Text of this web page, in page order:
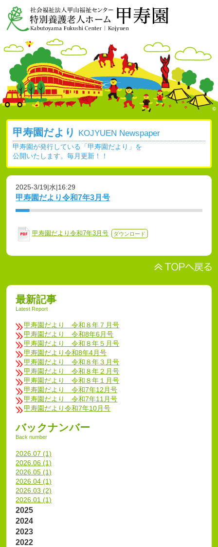
甲寿園だより KOJYUEN Newspaper
甲寿園が発行している「甲寿園だより」を
公開いたします。毎月更新！！
2025-3/19|水|16:29
甲寿園だより令和7年3月号
甲寿園だより令和7年3月号 ダウンロード
最新記事
Latest Report
甲寿園だより 令和８年７月号
甲寿園だより 令和8年6月号
甲寿園だより 令和８年５月号
甲寿園だより令和8年4月号
甲寿園だより 令和８年３月号
甲寿園だより 令和８年２月号
甲寿園だより 令和８年１月号
甲寿園だより 令和7年12月号
甲寿園だより 令和7年11月号
甲寿園だより令和7年10月号
バックナンバー
Back number
2026.07 (1)
2026.06 (1)
2026.05 (1)
2026.04 (1)
2026.03 (2)
2026.01 (1)
2025
2024
2023
2022